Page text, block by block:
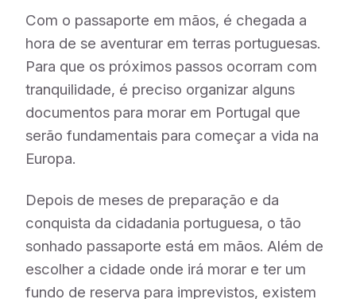
Com o passaporte em mãos, é chegada a
hora de se aventurar em terras portuguesas.
Para que os próximos passos ocorram com
tranquilidade, é preciso organizar alguns
documentos para morar em Portugal que
serão fundamentais para começar a vida na
Europa.
Depois de meses de preparação e da
conquista da cidadania portuguesa, o tão
sonhado passaporte está em mãos. Além de
escolher a cidade onde irá morar e ter um
fundo de reserva para imprevistos, existem